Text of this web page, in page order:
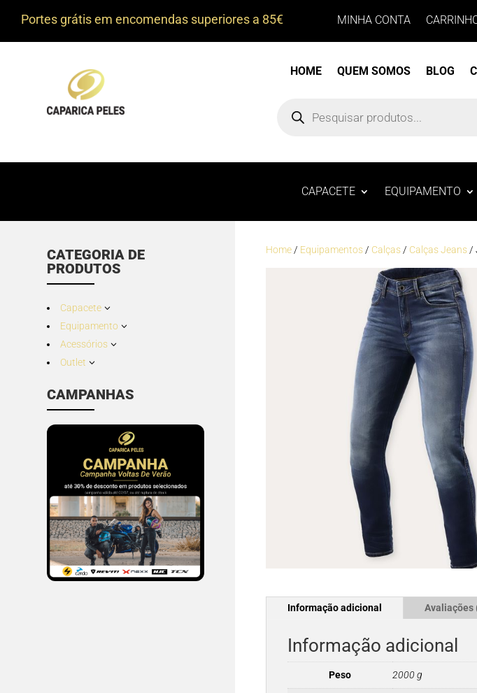
Portes grátis em encomendas superiores a 85€ MINHA CONTA
HOME QUEM SOMOS BLOG
search
CAPACETE EQUIPAMENTO
CATEGORIA DE
PRODUTOS
Capacete 3
Equipamento 3
Acessórios 3
Outlet 3
CAMPANHAS
Home / Equipamentos / Calças / Calças Jeans /
Informação adicional Avaliações
Informação adicional
Peso 2000 g